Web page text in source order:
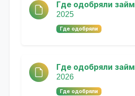
Где одобряли
2025
Где одобряли
Где одобряли
2026
Где одобряли